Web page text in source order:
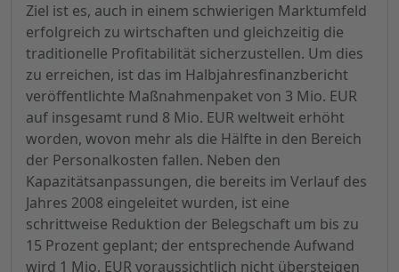
Ziel ist es, auch in einem schwierigen Marktumfeld
erfolgreich zu wirtschaften und gleichzeitig die
traditionelle Profitabilität sicherzustellen. Um dies
zu erreichen, ist das im Halbjahresfinanzbericht
veröffentlichte Maßnahmenpaket von 3 Mio. EUR
auf insgesamt rund 8 Mio. EUR weltweit erhöht
worden, wovon mehr als die Hälfte in den Bereich
der Personalkosten fallen. Neben den
Kapazitätsanpassungen, die bereits im Verlauf des
Jahres 2008 eingeleitet wurden, ist eine
schrittweise Reduktion der Belegschaft um bis zu
15 Prozent geplant; der entsprechende Aufwand
wird 1 Mio. EUR voraussichtlich nicht übersteigen